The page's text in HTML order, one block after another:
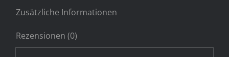
Zusätzliche Informationen
Rezensionen (0)